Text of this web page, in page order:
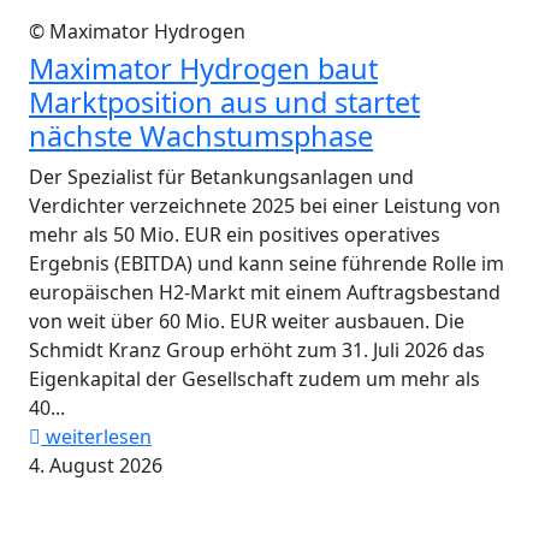
© Maximator Hydrogen
Maximator Hydrogen baut
Marktposition aus und startet
nächste Wachstumsphase
Der Spezialist für Betankungsanlagen und
Verdichter verzeichnete 2025 bei einer Leistung von
mehr als 50 Mio. EUR ein positives operatives
Ergebnis (EBITDA) und kann seine führende Rolle im
europäischen H2-Markt mit einem Auftragsbestand
von weit über 60 Mio. EUR weiter ausbauen. Die
Schmidt Kranz Group erhöht zum 31. Juli 2026 das
Eigenkapital der Gesellschaft zudem um mehr als
40...
weiterlesen
4. August 2026